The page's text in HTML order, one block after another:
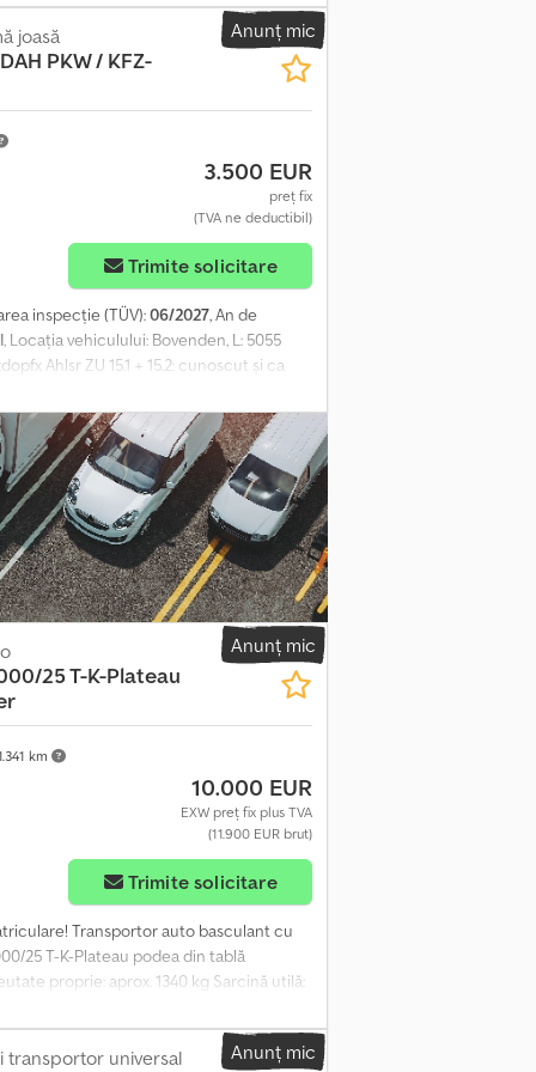
vânzare intermediară.
Anunț mic
joasă
PKW / KFZ-
3.500 EUR
preț fix
(TVA ne deductibil)
Trimite solicitare
inspecție (TÜV):06/2027, An de
, Locația vehiculului: Bovenden, L: 5055
Ahlsr ZU 15.1 + 15.2: cunoscut și ca
Proprietar unic, inspecție tehnică valabilă
dreptul la modificări, vânzare
Anunț mic
km
25 T-K-Plateau
10.000 EUR
EXW preț fix plus TVA
(11.900 EUR brut)
Trimite solicitare
Transportor auto basculant cu
25 T-K-Plateau podea din tablă
proprie: aprox. 1340 kg Sarcină utilă:
tablă de aluminiu striată Platformă de
glisante sub platformă Rampe de
fixare din oțel perforat pentru ancorare
Anunț mic
transportor universal